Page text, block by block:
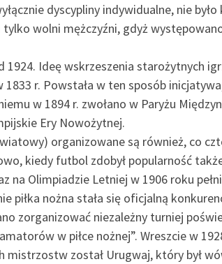
dyscypliny indywidualne, nie było
wolni mężczyźni, gdyż
Ideę wskrzeszenia starożytnych
r. Powstała w ten sposób
w 1894 r. zwołano w Paryżu
Ery Nowożytnej.
organizowane są również, co
kiedy futbol zdobył popularność
Olimpiadzie Letniej w 1906 roku
piłka nożna stała się oficjalną
zorganizować niezależny turniej
w piłce nożnej”. Wreszcie w
został Urugwaj, który był